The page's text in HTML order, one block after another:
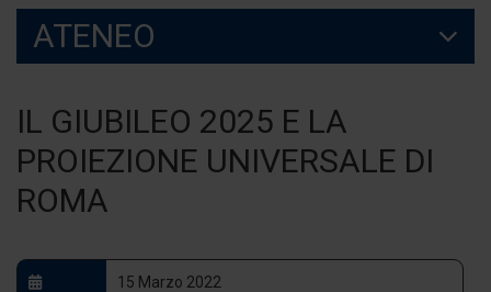
ATENEO
IL GIUBILEO 2025 E LA
PROIEZIONE UNIVERSALE DI
ROMA
15 Marzo 2022